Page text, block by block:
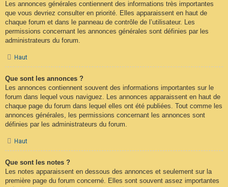
Les annonces générales contiennent des informations très importantes
que vous devriez consulter en priorité. Elles apparaissent en haut de
chaque forum et dans le panneau de contrôle de l’utilisateur. Les
permissions concernant les annonces générales sont définies par les
administrateurs du forum.
Haut
Que sont les annonces ?
Les annonces contiennent souvent des informations importantes sur le
forum dans lequel vous naviguez. Les annonces apparaissent en haut de
chaque page du forum dans lequel elles ont été publiées. Tout comme les
annonces générales, les permissions concernant les annonces sont
définies par les administrateurs du forum.
Haut
Que sont les notes ?
Les notes apparaissent en dessous des annonces et seulement sur la
première page du forum concerné. Elles sont souvent assez importantes